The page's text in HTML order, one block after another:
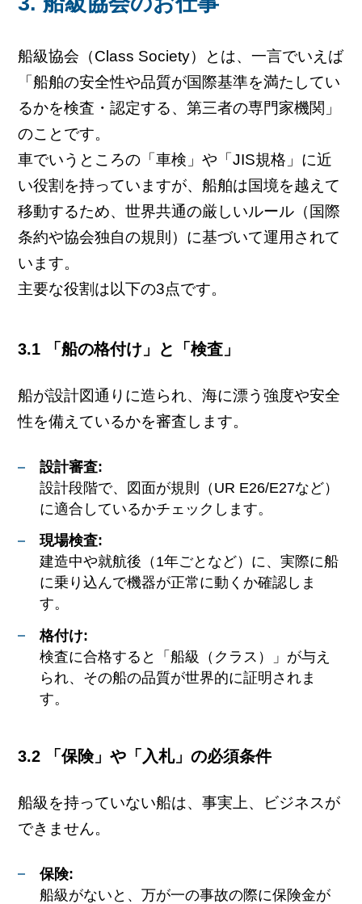
船級協会（Class Society）とは、一言でいえば
「船舶の安全性や品質が国際基準を満たしてい
るかを検査・認定する、第三者の専門家機関」
のことです。
車でいうところの「車検」や「JIS規格」に近
い役割を持っていますが、船舶は国境を越えて
移動するため、世界共通の厳しいルール（国際
条約や協会独自の規則）に基づいて運用されて
います。
主要な役割は以下の3点です。
3.1 「船の格付け」と「検査」
船が設計図通りに造られ、海に漂う強度や安全
性を備えているかを審査します。
設計審査:
設計段階で、図面が規則（UR E26/E27など）
に適合しているかチェックします。
現場検査:
建造中や就航後（1年ごとなど）に、実際に船
に乗り込んで機器が正常に動くか確認しま
す。
格付け:
検査に合格すると「船級（クラス）」が与え
られ、その船の品質が世界的に証明されま
す。
3.2 「保険」や「入札」の必須条件
船級を持っていない船は、事実上、ビジネスが
できません。
保険:
船級がないと、万が一の事故の際に保険金が